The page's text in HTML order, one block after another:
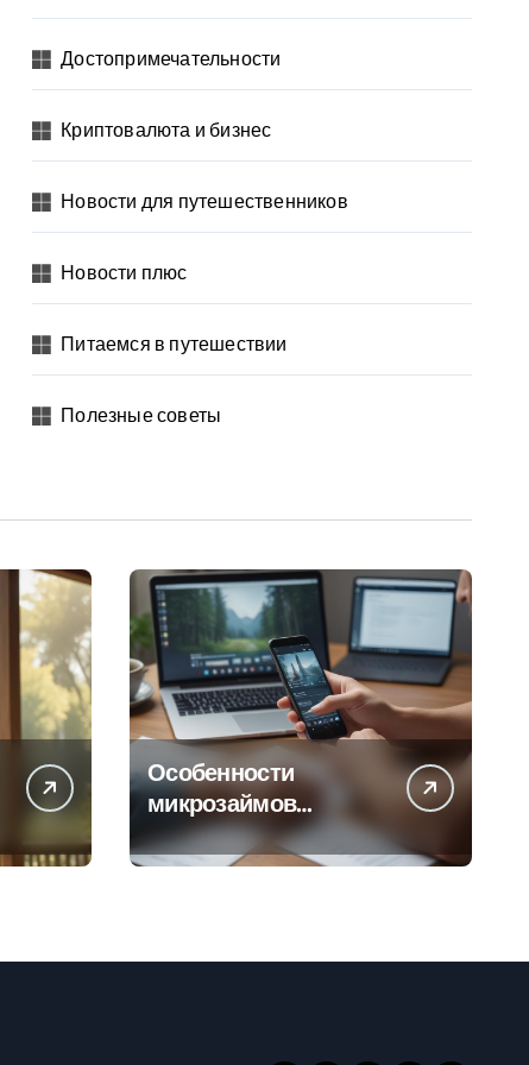
Достопримечательности
Криптовалюта и бизнес
Новости для путешественников
Новости плюс
Питаемся в путешествии
Полезные советы
Особенности
микрозаймов
онлайн: условия,
процентные ставки и